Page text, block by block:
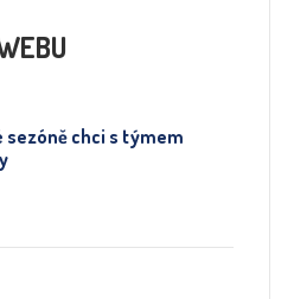
sezóně chci s týmem